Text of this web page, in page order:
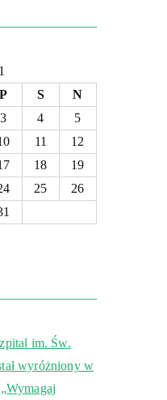
P S
N
3 4
5
11
12
18
19
25
26
im. Św.
wyróżniony w